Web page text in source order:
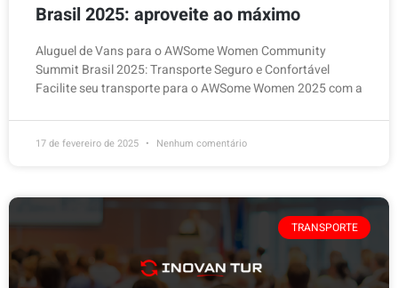
Brasil 2025: aproveite ao máximo
Aluguel de Vans para o AWSome Women Community
Summit Brasil 2025: Transporte Seguro e Confortável
Facilite seu transporte para o AWSome Women 2025 com a
17 de fevereiro de 2025 Nenhum comentário
TRANSPORTE